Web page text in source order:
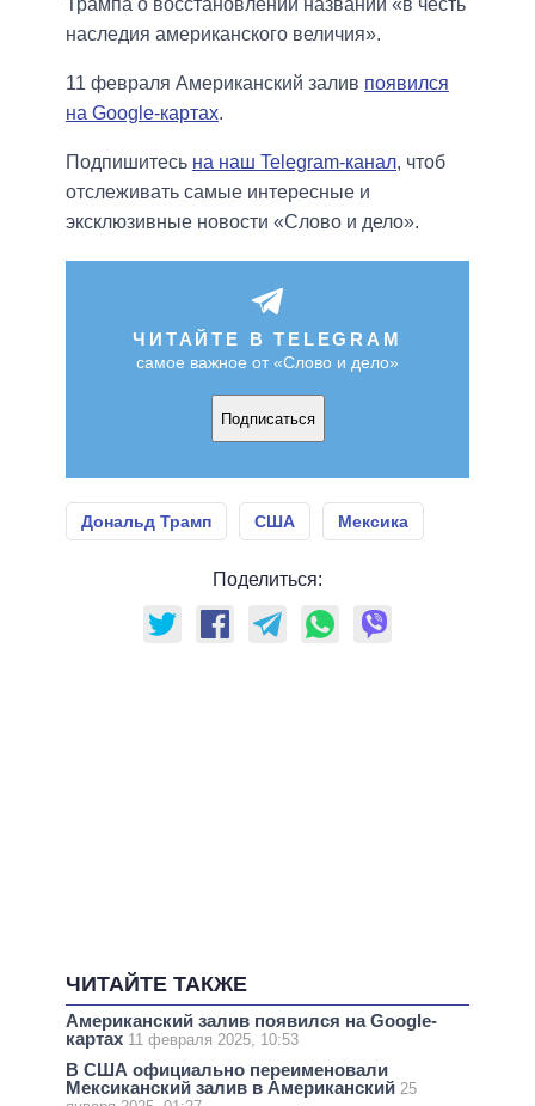
Трампа о восстановлении названий «в честь
наследия американского величия».
11 февраля Американский залив появился
на Google-картах.
Подпишитесь на наш Telegram-канал, чтоб
отслеживать самые интересные и
эксклюзивные новости «Слово и дело».
ЧИТАЙТЕ В TELEGRAM
самое важное от «Слово и дело»
Подписаться
Дональд Трамп США Мексика
Поделиться:
ЧИТАЙТЕ ТАКЖЕ
Американский залив появился на Google-
картах 11 февраля 2025, 10:53
В США официально переименовали
Мексиканский залив в Американский 25